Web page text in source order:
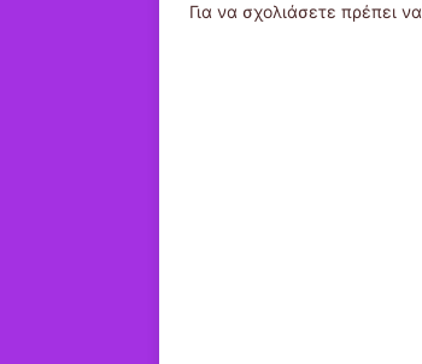
Για να σχολιάσετε πρέπει να